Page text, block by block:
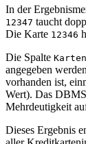
In der
12347 taucht
Die Karte 12346
Die Spalte
angegeben
vorhanden ist,
Wert). Das
Mehrdeutigkeit
Dieses Ergebnis